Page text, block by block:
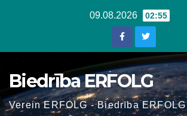
09.08.2026 02:55
Biedrība ERFOLG
Verein ERFOLG - Biedrība ERFOLG